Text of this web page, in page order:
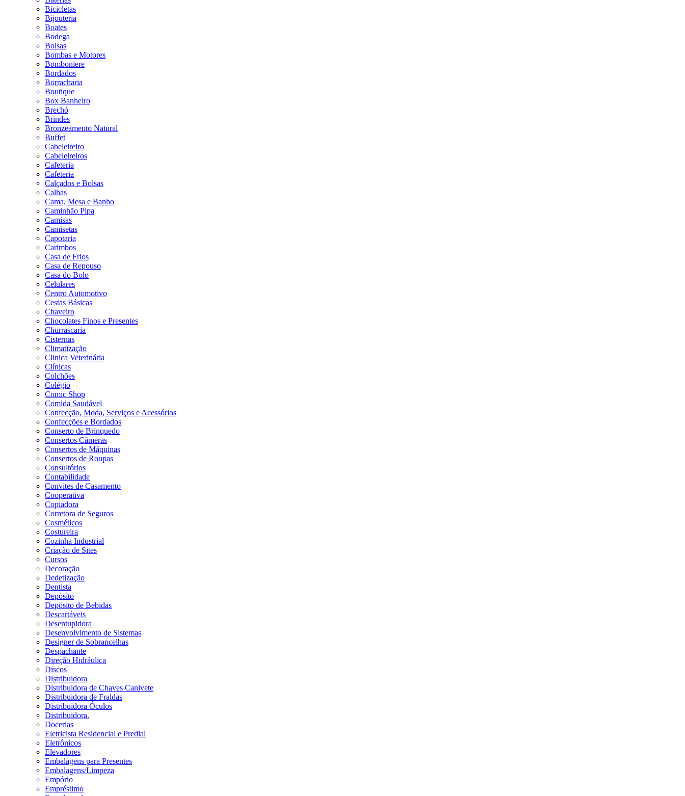
Bicicletas
Bijouteria
Boates
Bodega
Bolsas
Bombas e Motores
Bomboniere
Bordados
Borracharia
Boutique
Box Banheiro
Brechó
Brindes
Bronzeamento Natural
Buffet
Cabeleireiro
Cabeleireiros
Cafeteria
Cafeteria
Calçados e Bolsas
Calhas
Cama, Mesa e Banho
Caminhão Pipa
Camisas
Camisetas
Capotaria
Carimbos
Casa de Frios
Casa de Repouso
Casa do Bolo
Celulares
Centro Automotivo
Cestas Básicas
Chaveiro
Chocolates Finos e Presentes
Churrascaria
Cisternas
Climatização
Clinica Veterinária
Clínicas
Colchões
Colégio
Comic Shop
Comida Saudável
Confecção, Moda, Serviços e Acessórios
Confecções e Bordados
Conserto de Brinquedo
Consertos Câmeras
Consertos de Máquinas
Consertos de Roupas
Consultórios
Contabilidade
Convites de Casamento
Cooperativa
Copiadora
Corretora de Seguros
Cosméticos
Costureira
Cozinha Industrial
Criação de Sites
Cursos
Decoração
Dedetização
Dentista
Depósito
Depósito de Bebidas
Descartáveis
Desentupidora
Desenvolvimento de Sistemas
Designer de Sobrancelhas
Despachante
Direção Hidráulica
Discos
Distribuidora
Distribuidora de Chaves Canivete
Distribuidora de Fraldas
Distribuidora Óculos
Distribuidora.
Docerias
Eletricista Residencial e Predial
Eletrônicos
Elevadores
Embalagens para Presentes
Embalagens/Limpeza
Empório
Empréstimo